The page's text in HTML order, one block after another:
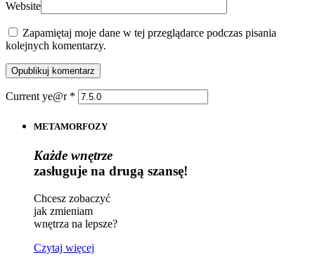
Website
Zapamiętaj moje dane w tej przeglądarce podczas pisania
kolejnych komentarzy.
Current ye@r *
METAMORFOZY
Każde wnętrze
zasługuje na drugą szansę!
Chcesz zobaczyć
jak zmieniam
wnętrza na lepsze?
Czytaj więcej